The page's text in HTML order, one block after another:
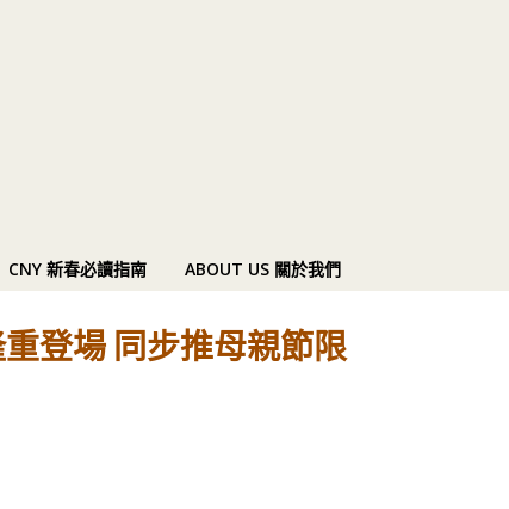
CNY 新春必讀指南 ABOUT US 關於我們
登場 同步推母親節限